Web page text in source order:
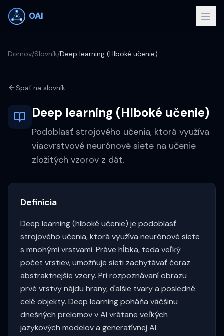
Domov/Slovník/Deep learning (Hlboké učenie)
Späť na slovník
Deep learning (Hlboké učenie)
Podoblasť strojového učenia, ktorá využíva
viacvrstvové neurónové siete na učenie
zložitých vzorov z dát.
Definícia
Deep learning (hlboké učenie) je podoblasť
strojového učenia, ktorá využíva neurónové siete
s mnohými vrstvami. Práve hĺbka, teda veľký
počet vrstiev, umožňuje sieti zachytávať čoraz
abstraktnejšie vzory. Pri rozpoznávaní obrazu
prvé vrstvy nájdu hrany, ďalšie tvary a posledné
celé objekty. Deep learning poháňa väčšinu
dnešných prelomov v AI vrátane veľkých
jazykových modelov a generatívnej AI.